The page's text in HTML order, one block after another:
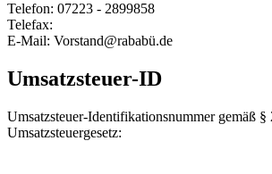
Telefon: 07223 - 2899858
Telefax:
E-Mail: Vorstand@rababü.de
Umsatzsteuer-ID
Umsatzsteuer-Identifikationsnummer gemäß §
Umsatzsteuergesetz: